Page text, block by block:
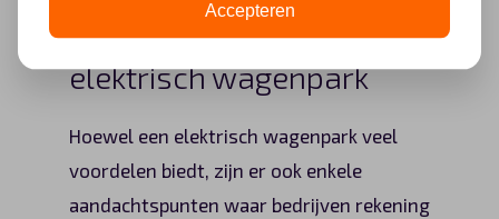
Waar op letten met een
elektrisch wagenpark
Hoewel een elektrisch wagenpark veel
voordelen biedt, zijn er ook enkele
aandachtspunten waar bedrijven rekening
Accepteren